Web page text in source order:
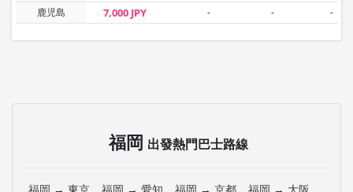
鹿児島
7,000 JPY - - -
福岡 出發熱門巴士路線